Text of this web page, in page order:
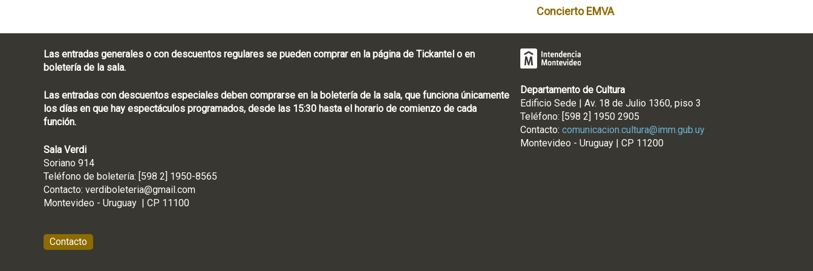
Concierto EMVA
Las entradas generales o con descuentos regulares se pueden comprar en la página de Tickantel o en
boletería de la sala.
Las entradas con descuentos especiales deben comprarse en la boletería de la sala, que funciona únicamente
los días en que hay espectáculos programados, desde las 15:30 hasta el horario de comienzo de cada
función.
Sala Verdi
Soriano 914
Teléfono de boletería: [598 2] 1950-8565
Contacto: verdiboleteria@gmail.com
Montevideo - Uruguay | CP 11100
Contacto
Departamento de Cultura
Edificio Sede | Av. 18 de Julio 1360, piso 3
Teléfono: [598 2] 1950 2905
Contacto: comunicacion.cultura@imm.gub.uy
Montevideo - Uruguay | CP 11200